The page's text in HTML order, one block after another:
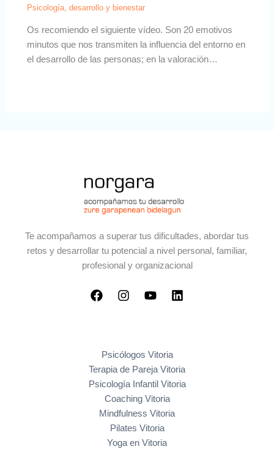
Psicología, desarrollo y bienestar
Os recomiendo el siguiente vídeo. Son 20 emotivos
minutos que nos transmiten la influencia del entorno en
el desarrollo de las personas; en la valoración…
Te acompañamos a superar tus dificultades, abordar tus
retos y desarrollar tu potencial a nivel personal, familiar,
profesional y organizacional
Psicólogos Vitoria
Terapia de Pareja Vitoria
Psicología Infantil Vitoria
Coaching Vitoria
Mindfulness Vitoria
Pilates Vitoria
Yoga en Vitoria